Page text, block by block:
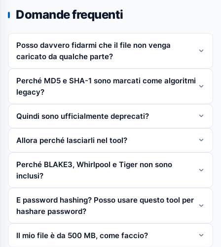
Domande frequenti
Posso davvero fidarmi che il file non venga
caricato da qualche parte?
Perché MD5 e SHA-1 sono marcati come algoritmi
legacy?
Quindi sono ufficialmente deprecati?
Allora perché lasciarli nel tool?
Perché BLAKE3, Whirlpool e Tiger non sono
inclusi?
E password hashing? Posso usare questo tool per
hashare password?
Il mio file è da 500 MB, come faccio?